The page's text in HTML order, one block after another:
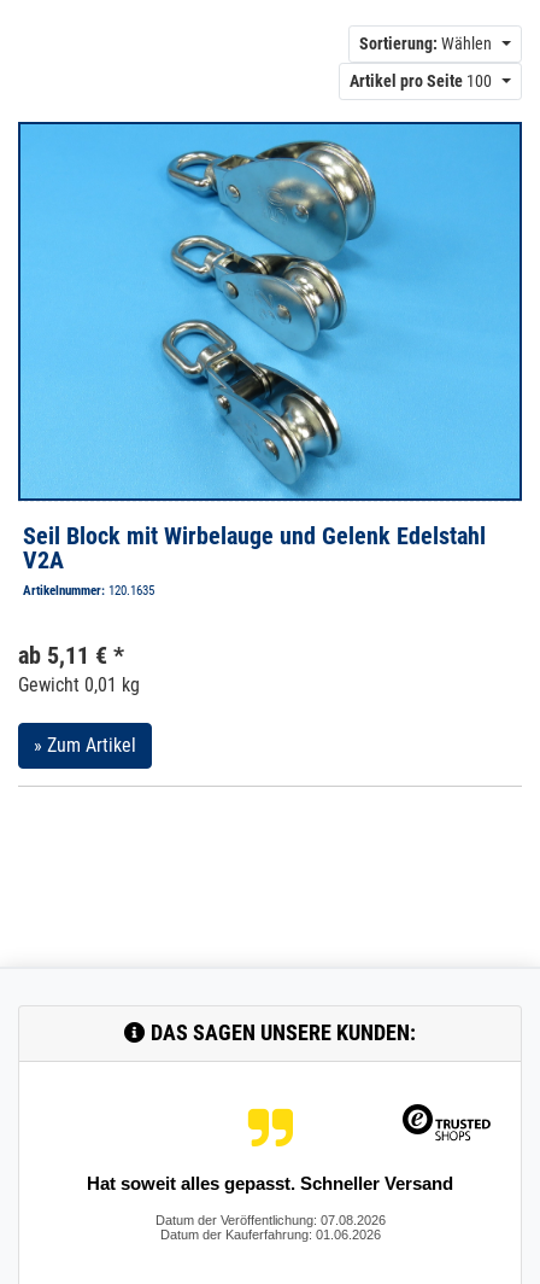
Sortierung: Wählen
Artikel pro Seite 100
Seil Block mit Wirbelauge und Gelenk Edelstahl
V2A
Artikelnummer: 120.1635
ab 5,11 € *
Gewicht 0,01 kg
» Zum Artikel
DAS SAGEN UNSERE KUNDEN:
Hat soweit alles gepasst. Schneller Versand
Datum der Veröffentlichung: 07.08.2026
Datum der Kauferfahrung: 01.06.2026